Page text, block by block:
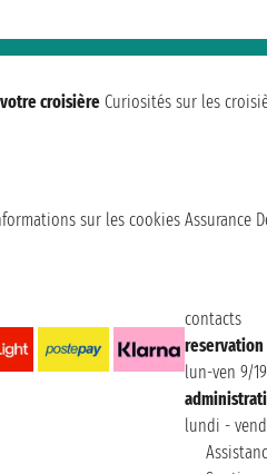
croisière Curiosités sur les
sur les cookies Assurance
contacts
reservation
lun-ven 9/
lundi -